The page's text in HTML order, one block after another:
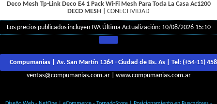
Deco Mesh Tp-Link Deco E4 1 Pack Wi-Fi Mesh Para Toda La Casa Ac1200
DECO MESH
CONECTIVIDAD
Los precios publicados incluyen IVA Última Actualización: 10/08/2026 15:10
Compumanias | Av. San Martín 1364 - Ciudad de Bs. As | Tel: (+54-11)
ventas@compumanias.com.ar| www.compumanias.com.ar